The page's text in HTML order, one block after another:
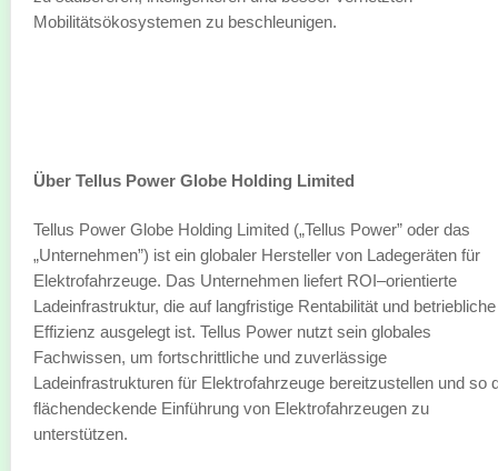
Mobilitätsökosystemen zu beschleunigen.
Über Tellus Power Globe Holding Limited
Tellus Power Globe Holding Limited („Tellus Power” oder das
„Unternehmen”) ist ein globaler Hersteller von Ladegeräten für
Elektrofahrzeuge. Das Unternehmen liefert ROI–orientierte
Ladeinfrastruktur, die auf langfristige Rentabilität und betriebliche
Effizienz ausgelegt ist. Tellus Power nutzt sein globales
Fachwissen, um fortschrittliche und zuverlässige
Ladeinfrastrukturen für Elektrofahrzeuge bereitzustellen und so
flächendeckende Einführung von Elektrofahrzeugen zu
unterstützen.